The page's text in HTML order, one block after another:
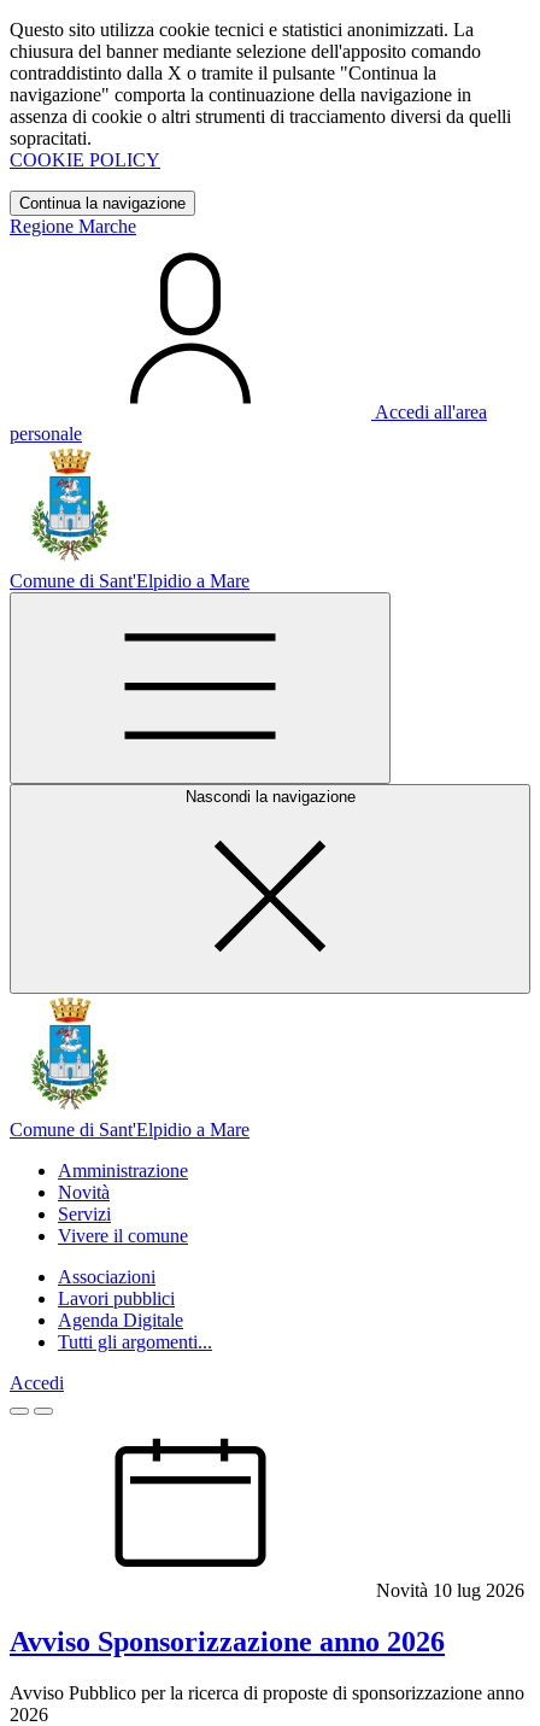
Questo sito utilizza cookie tecnici e statistici anonimizzati. La
chiusura del banner mediante selezione dell'apposito comando
contraddistinto dalla X o tramite il pulsante "Continua la
navigazione" comporta la continuazione della navigazione in
assenza di cookie o altri strumenti di tracciamento diversi da quelli
sopracitati.
COOKIE POLICY
Continua la navigazione
Regione Marche
Accedi all'area
personale
Comune di Sant'Elpidio a Mare
Nascondi la navigazione
Comune di Sant'Elpidio a Mare
Amministrazione
Novità
Servizi
Vivere il comune
Associazioni
Lavori pubblici
Agenda Digitale
Tutti gli argomenti...
Accedi
Homepage
Novità 10 lug 2026
Avviso Sponsorizzazione anno 2026
Avviso Pubblico per la ricerca di proposte di sponsorizzazione anno
2026